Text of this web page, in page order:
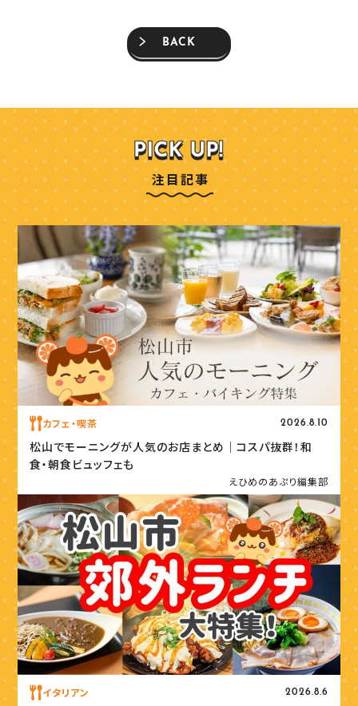
BACK
注目記事
カフェ・喫茶 2026.8.10
松山でモーニングが人気のお店まとめ｜コスパ抜群！和
食・朝食ビュッフェも
えひめのあぷり編集部
イタリアン 2026.8.6